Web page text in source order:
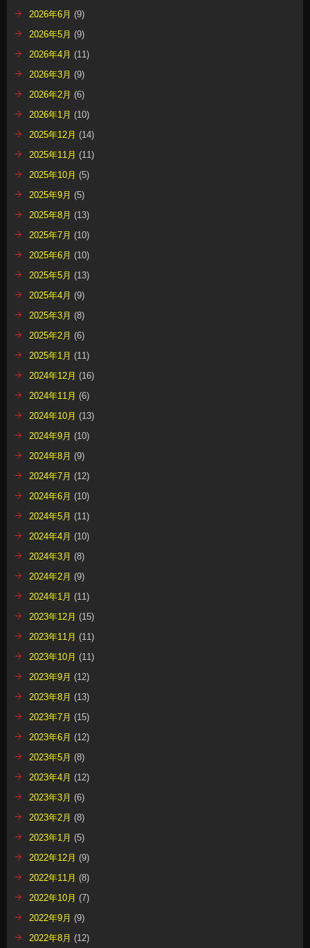
2026年6月 (9)
2026年5月 (9)
2026年4月 (11)
2026年3月 (9)
2026年2月 (6)
2026年1月 (10)
2025年12月 (14)
2025年11月 (11)
2025年10月 (5)
2025年9月 (5)
2025年8月 (13)
2025年7月 (10)
2025年6月 (10)
2025年5月 (13)
2025年4月 (9)
2025年3月 (8)
2025年2月 (6)
2025年1月 (11)
2024年12月 (16)
2024年11月 (6)
2024年10月 (13)
2024年9月 (10)
2024年8月 (9)
2024年7月 (12)
2024年6月 (10)
2024年5月 (11)
2024年4月 (10)
2024年3月 (8)
2024年2月 (9)
2024年1月 (11)
2023年12月 (15)
2023年11月 (11)
2023年10月 (11)
2023年9月 (12)
2023年8月 (13)
2023年7月 (15)
2023年6月 (12)
2023年5月 (8)
2023年4月 (12)
2023年3月 (6)
2023年2月 (8)
2023年1月 (5)
2022年12月 (9)
2022年11月 (8)
2022年10月 (7)
2022年9月 (9)
2022年8月 (12)